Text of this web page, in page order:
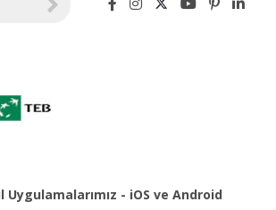
Uygulamalarımız - iOS ve Android